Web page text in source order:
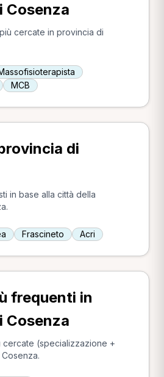
Cosenza
cercate in provincia di
MCB
di
in base alla città della
Frascineto Acri
frequenti in
Cosenza
cercate (specializzazione +